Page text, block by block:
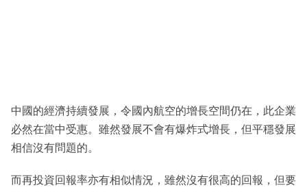
中國的經濟持續發展，令國內航空的增長空間仍在，此企業
必然在當中受惠。雖然發展不會有爆炸式增長，但平穩發展
相信沒有問題的。
而再投資回報率亦有相似情況，雖然沒有很高的回報，但要